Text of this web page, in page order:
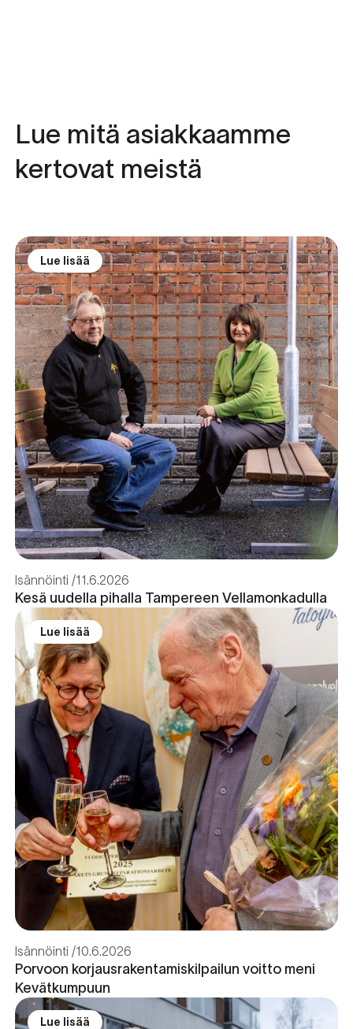
Lue mitä asiakkaamme
kertovat meistä
Lue lisää
Isännöinti 11.6.2026
Kesä uudella pihalla Tampereen Vellamonkadulla
Lue lisää
Isännöinti 10.6.2026
Porvoon korjausrakentamiskilpailun voitto meni
Kevätkumpuun
Lue lisää